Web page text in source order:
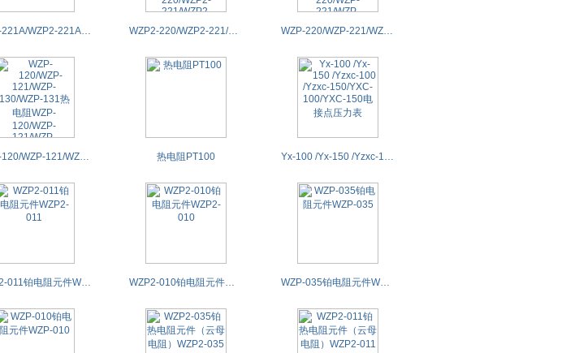
WZP-221A/WZP2-221A热电阻WZP-221A/WZP2-221APT100 WZP2-220/WZP2-221/WZP2-230/WZP2-231热电阻WZP2-220/WZP2-221/WZP2-230/WZP2-231PT100 WZP-220/WZP-221/WZP-230/WZP-231热电阻WZP-220/WZP-221/WZP-230/WZP-231PT100
WZP-120/WZP-121/WZP-130/WZP-131热电阻WZP-120/WZP-121/WZP-130/WZP-131PT100 热电阻PT100 Yx-100 /Yx-150 /Yzxc-100 /Yzxc-150/YXC-100/YXC-150电接点压力表
WZP2-011铂电阻元件WZP2-011 WZP2-010铂电阻元件WZP2-010 WZP-035铂电阻元件WZP-035